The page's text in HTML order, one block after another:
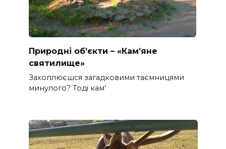
Природні об’єкти – «Кам’яне
святилище»
Захоплюєшся загадковими таємницями
минулого? Тоді кам’